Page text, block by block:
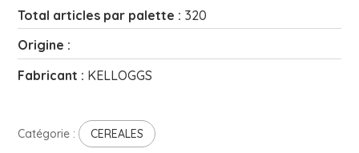
Total articles par palette : 320
Origine :
Fabricant : KELLOGGS
Catégorie : CEREALES